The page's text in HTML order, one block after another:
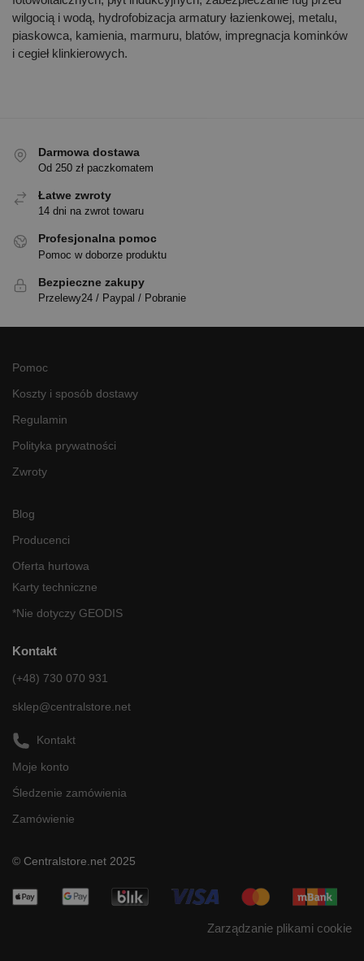
wilgocią i wodą, hydrofobizacja armatury łazienkowej, metalu,
piaskowca, kamienia, marmuru, blatów, impregnacja kominków
i cegieł klinkierowych.
Darmowa dostawa
Od 250 zł paczkomatem
Łatwe zwroty
14 dni na zwrot towaru
Profesjonalna pomoc
Pomoc w doborze produktu
Bezpieczne zakupy
Przelewy24 / Paypal / Pobranie
Pomoc
Koszty i sposób dostawy
Regulamin
Polityka prywatności
Zwroty
Blog
Producenci
Oferta hurtowa
Karty techniczne
*Nie dotyczy GEODIS
Kontakt
(+48) 730 070 931
sklep@centralstore.net
Kontakt
Moje konto
Śledzenie zamówienia
Zamówienie
© Centralstore.net 2025
Zarządzanie plikami cookie